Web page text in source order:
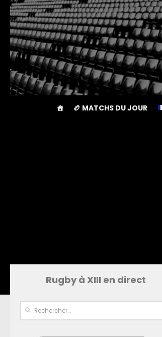
🏉 MATCHS DU JOUR
Rugby à XIII en direct